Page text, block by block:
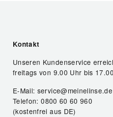
Kontakt
Unseren Kundenservice
freitags von 9.00 Uhr bis
E-Mail: service@meinelinse.de
Telefon: 0800 60 60 960
(kostenfrei aus DE)